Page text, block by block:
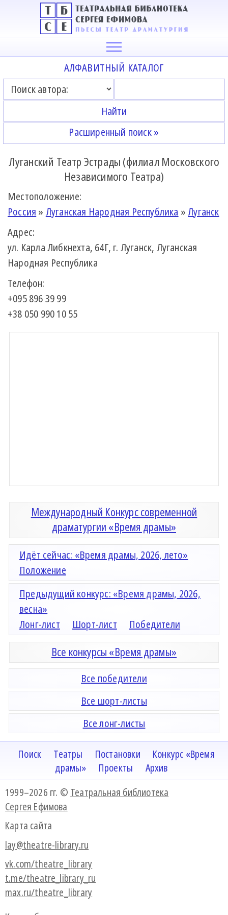
АЛФАВИТНЫЙ КАТАЛОГ
Расширенный поиск »
Луганский Театр Эстрады (филиал Московского
Независимого Театра)
Местоположение:
Россия » Луганская Народная Республика »Луганск
Адрес:
ул. Карла Либкнехта, 64Г, г. Луганск, Луганская
Народная Республика
Телефон:
+095 896 39 99
+38 050 990 10 55
Международный Конкурс современной
драматургии «Время драмы»
Идёт сейчас: «Время драмы, 2026, лето»
Положение
Предыдущий конкурс: «Время драмы, 2026,
весна»
Лонг-лист
Шорт-лист Победители
Все конкурсы «Время драмы»
Все победители
Все шорт-листы
Все лонг-листы
Поиск Театры Постановки
Конкурс «Время
драмы»
Проекты
Архив
1999–2026 гг. © Театральная библиотека
Сергея Ефимова
Карта сайта
lay@theatre-library.ru
vk.com/theatre_library
t.me/theatre_library_ru
max.ru/theatre_library